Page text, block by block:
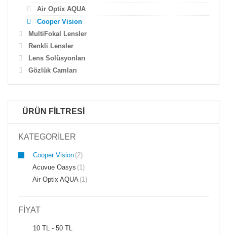
Air Optix AQUA
Cooper Vision
MultiFokal Lensler
Renkli Lensler
Lens Solüsyonları
Gözlük Camları
ÜRÜN FİLTRESİ
KATEGORİLER
Cooper Vision (2)
Acuvue Oasys (1)
Air Optix AQUA (1)
FİYAT
10 TL - 50 TL